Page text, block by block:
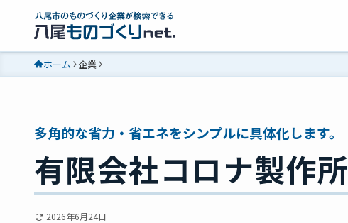
ホーム 企業
多角的な省力・省エネをシンプルに具体化します。
有限会社コロナ製作所
2026年6月24日